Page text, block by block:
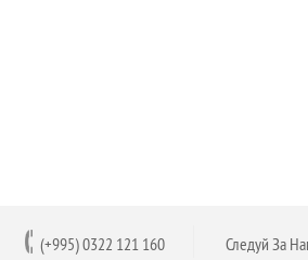
(+995) 0322 121 160 Следуй За